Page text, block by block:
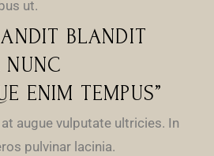
ut.
BLANDIT
NUNC
ENIM TEMPUS”
augue vulputate ultricies. In
pulvinar lacinia.